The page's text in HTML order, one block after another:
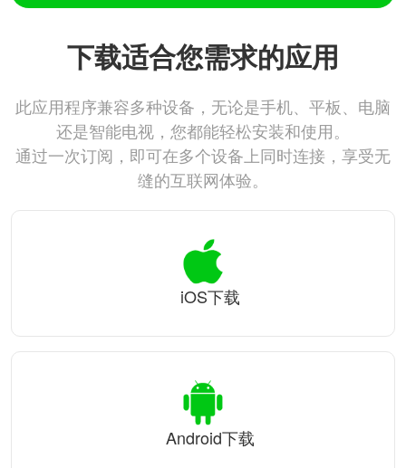
下载适合您需求的应用
此应用程序兼容多种设备，无论是手机、平板、电脑
还是智能电视，您都能轻松安装和使用。
通过一次订阅，即可在多个设备上同时连接，享受无
缝的互联网体验。
iOS下载
Android下载